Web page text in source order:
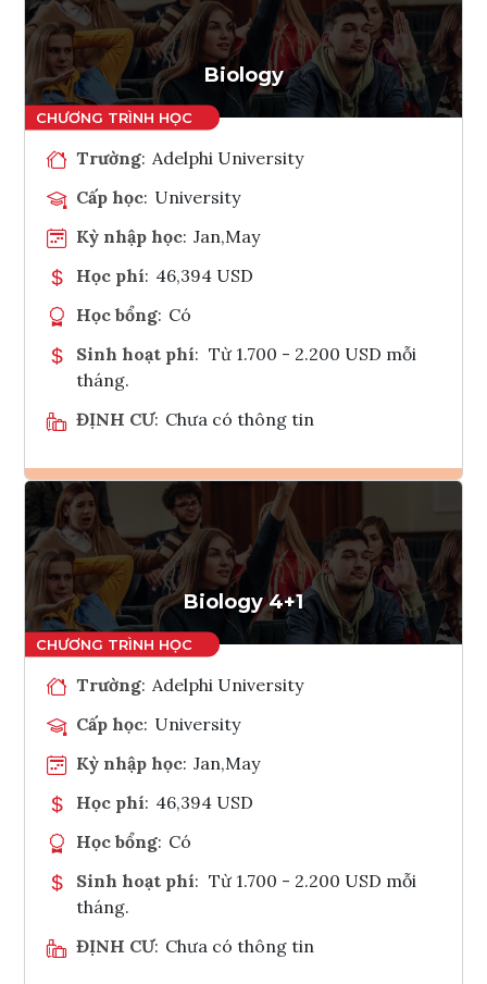
Tham vấn Interlink
Biology
Trường: Adelphi University
Cấp học: University
Kỳ nhập học: Jan,May
Học phí: 46,394 USD
Học bổng: Có
Sinh hoạt phí: Từ 1.700 - 2.200 USD mỗi
tháng.
ĐỊNH CƯ: Chưa có thông tin
Ghi danh
Tham vấn Interlink
Biology 4+1
Trường: Adelphi University
Cấp học: University
Kỳ nhập học: Jan,May
Học phí: 46,394 USD
Học bổng: Có
Sinh hoạt phí: Từ 1.700 - 2.200 USD mỗi
tháng.
ĐỊNH CƯ: Chưa có thông tin